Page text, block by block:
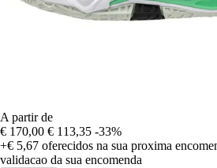
A partir de
€ 170,00 € 113,35 -33%
+€ 5,67 oferecidos na sua proxima
validacao da sua encomenda